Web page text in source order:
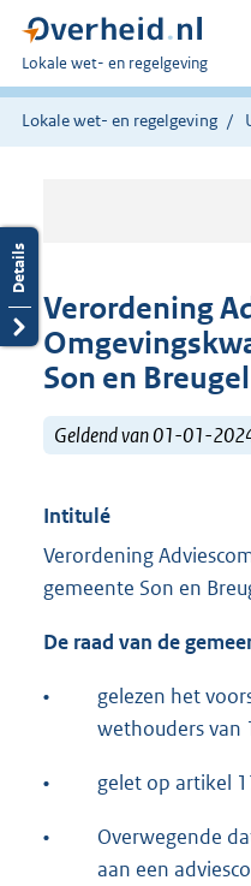
U
bent
hier:
Lokale wet- en regelgeving
Lokale wet- en regelgeving
Verordening
Son en
Geldend van 01-01-
Intitulé
Verordening
gemeente Son en
De raad van de
•
gelezen het
wethouders van
• gelet op artikel
•
Overwegende
aan een